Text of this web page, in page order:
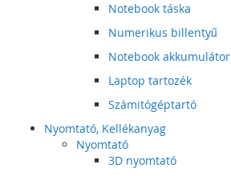
Notebook táska
Numerikus billentyű
Notebook akkumulátor
Laptop tartozék
Számitógéptartó
Nyomtató, Kellékanyag
Nyomtató
3D nyomtató